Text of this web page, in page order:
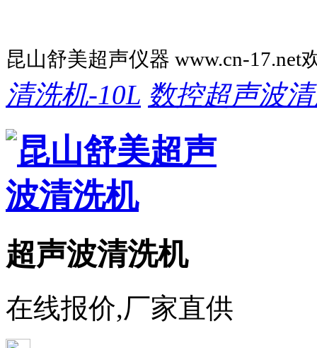
昆山舒美超声仪器 www.cn-17.net
清洗机-10L 数控超声波
超声波清洗机
在线报价,厂家直供